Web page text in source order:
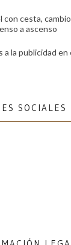
con cesta,
a ascenso
a la publicidad
SOCIALES